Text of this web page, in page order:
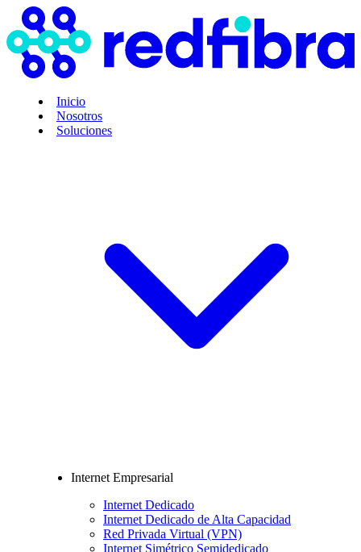
Inicio
Nosotros
Soluciones
Internet Empresarial
Internet Dedicado
Internet Dedicado de Alta Capacidad
Red Privada Virtual (VPN)
Internet Simétrico Semidedicado